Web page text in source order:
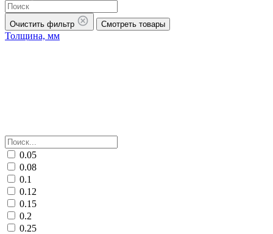
Очистить фильтр Смотреть товары
Толщина, мм
0.05
0.08
0.1
0.12
0.15
0.2
0.25